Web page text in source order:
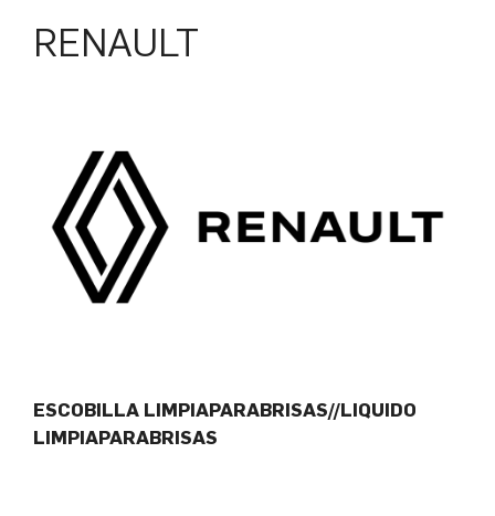
RENAULT
ESCOBILLA LIMPIAPARABRISAS//LIQUIDO
LIMPIAPARABRISAS